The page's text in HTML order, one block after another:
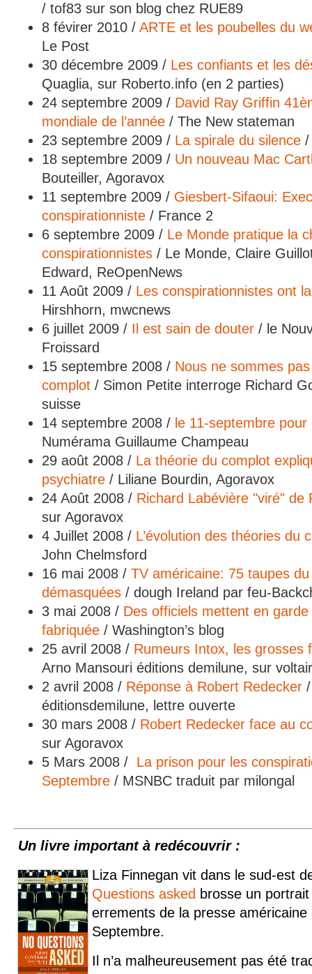
/ tof83 sur son blog chez RUE89
8 févirer 2010 / ARTE et les poubelles du
Le Post
30 décembre 2009 / Les confiants et les
Quaglia, sur Roberto.info (en 2 parties)
24 septembre 2009 / David Ray Griffin
mondiale de l’année / The New stateman
23 septembre 2009 / La spirale du silence /
18 septembre 2009 / Un nouveau Mac
Bouteiller, Agoravox
11 septembre 2009 / Giesbert-Sifaoui:
conspirationniste / France 2
6 septembre 2009 / Le Monde pratique la
conspirationnistes / Le Monde, Claire
Edward, ReOpenNews
11 Août 2009 / Les conspirationnistes ont
Hirshhorn, mwcnews
6 juillet 2009 / Il est sain de douter / le
Froissard
15 septembre 2008 / Nous ne sommes
complot / Simon Petite interroge Richard
suisse
14 septembre 2008 / le 11-septembre
Numérama Guillaume Champeau
29 août 2008 / La théorie du complot
psychiatre / Liliane Bourdin, Agoravox
24 Août 2008 / Richard Labévière "viré" de
sur Agoravox
4 Juillet 2008 / L’évolution des théories du
John Chelmsford
16 mai 2008 / TV américaine: 75 taupes
démasquées / dough Ireland par feu-
3 mai 2008 / Des officiels mettent en
fabriquée / Washington’s blog
25 avril 2008 / Rumeurs Intox, les grosses
Arno Mansouri éditions demilune, sur
2 avril 2008 / Réponse à Robert Redecker
éditionsdemilune, lettre ouverte
30 mars 2008 / Robert Redecker face au
sur Agoravox
5 Mars 2008 / La prison pour les
Septembre / MSNBC traduit par milongal
Un livre important à redécouvrir :
Liza Finnegan vit dans le sud-est
Questions asked brosse un
errements de la presse américaine
Septembre.
Il n’a malheureusement pas été